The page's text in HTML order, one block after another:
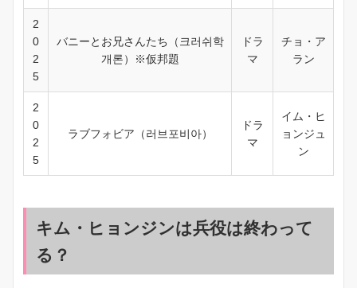
2
0
2
5
バニーとお兄さんたち（크러쉬학
개론）※仮邦題
ドラ
マ
チョ・ア
ラン
2
0
2
5
ラブフォビア（러브포비아）
ドラ
マ
イム・ヒ
ョンジュ
ン
キム・ヒョンジンは兵役は終わって
る？